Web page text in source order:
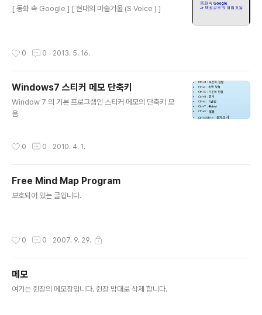
[ 동화 속 Google ] [ 현대의 마술거울 (S Voice ) ]
0 0 2013. 5. 16.
Windows7 스티커 메모 단축키
Window 7 의 기본 프로그램인 스티커 메모의 단축키 모
음
0 0 2010. 4. 1.
Free Mind Map Program
보호되어 있는 글입니다.
0 0 2007. 9. 29.
메모
여기는 쥔장의 메모장입니다. 쥔장 맘대로 삭제 합니다.